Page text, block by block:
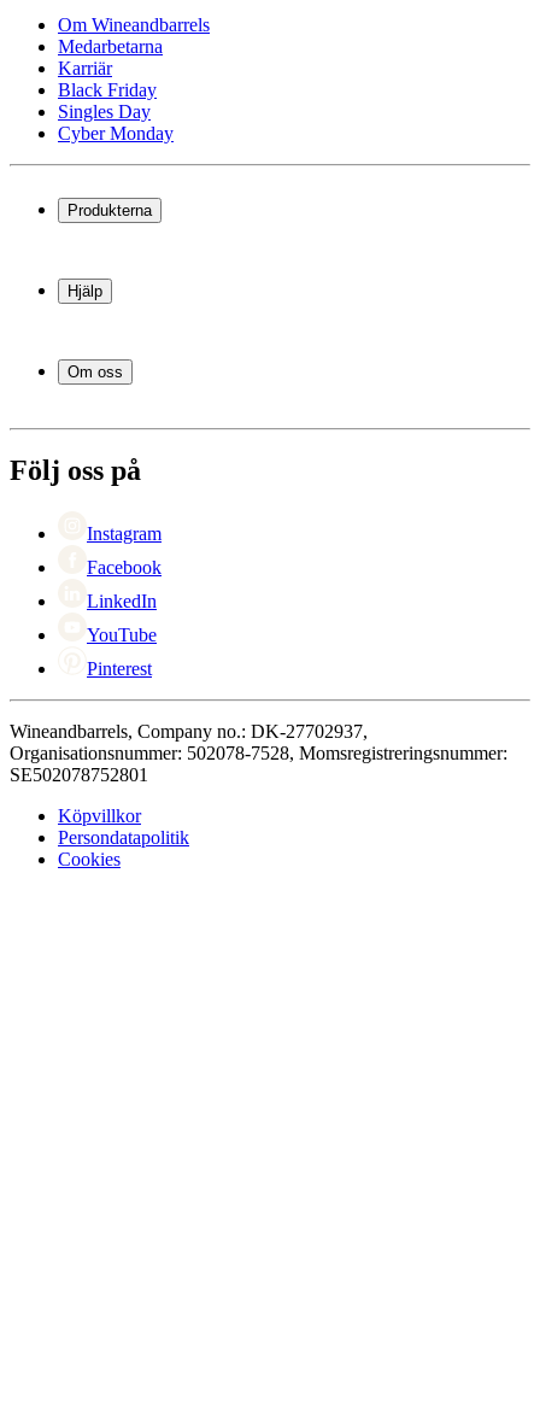
Om Wineandbarrels
Medarbetarna
Karriär
Black Friday
Singles Day
Cyber Monday
Produkterna
Vinställ
Vinmöbler
Hjälp
Leverans
Service
Retur
Om oss
Karriär
Black Friday
Cyber Monday
Följ oss på
Instagram
Facebook
LinkedIn
YouTube
Pinterest
Wineandbarrels, Company no.: DK-27702937,
Organisationsnummer: 502078-7528, Momsregistreringsnummer:
SE502078752801
Köpvillkor
Persondatapolitik
Cookies